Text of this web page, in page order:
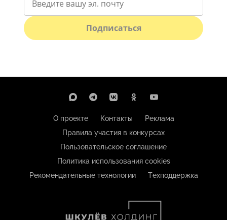
Подписаться
О проекте Контакты
Реклама
Правила участия в конкурсах
Пользовательское соглашение
Политика использования cookies
Рекомендательные технологии
Техподдержка